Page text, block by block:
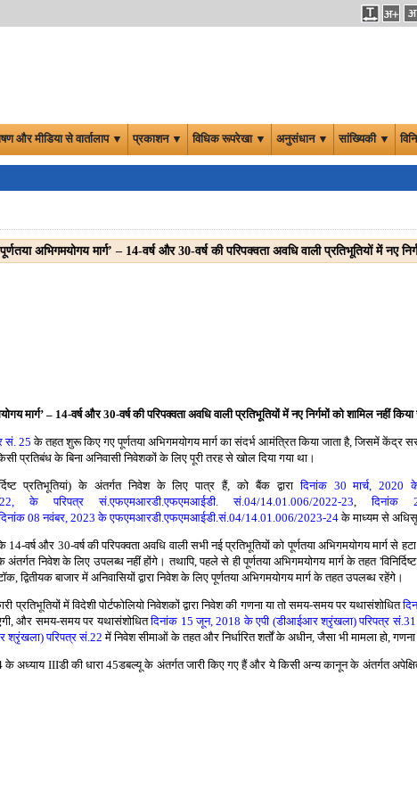
और मीडिया से वार्तालाप ▼ प्रकाशन ▼ विधिक रूपरेखा ▼ अनुसंधान ▼ सांख्यिकी ▼
अभिगमयोगय मार्ग’ – 14-वर्ष और 30-वर्ष की परिपक्वता अवधि वाली प्रतिभूतियों में नए
मार्ग’ – 14-वर्ष और 30-वर्ष की परिपक्वता अवधि वाली प्रतिभूतियों में नए निर्गमों को शामिल नहीं किया
सं. 25 के तहत शुरू किए गए पूर्णतया अभिगमयोगय मार्ग का संदर्भ आमंत्रित किया जाता है, जिसमें केंद्र
प्रतिबंध के बिना अनिवासी निवेशकों के लिए पूरी तरह से खोल दिया गया था।
प्रतिभूतियां) के अंतर्गत निवेश के लिए पात्र हैं, को बैंक द्वारादिनांक 30 मार्च, 2020
के परिपत्र सं.एफएमआरडी.एफएमआईडी. सं.04/14.01.006/2022-23,दिनांक
08 नवंबर, 2023 के एफएमआरडी.एफएमआईडी.सं.04/14.01.006/2023-24के माध्यम से
वर्ष और 30-वर्ष की परिपक्वता अवधि वाली सभी नई प्रतिभूतियों को पूर्णतया अभिगमयोगय मार्ग से
अंतर्गत निवेश के लिए उपलब्ध नहीं होंगे। तथापि, पहले से ही पूर्णतया अभिगमयोगय मार्ग के तहत
द्वितीयक बाजार में अनिवासियों द्वारा निवेश के लिए पूर्णतया अभिगमयोगय मार्ग के तहत उपलब्ध रहेंगे।
प्रतिभूतियों में विदेशी पोर्टफोलियो निवेशकों द्वारा निवेश की गणना या तो समय-समय पर यथासंशोधित
और समय-समय पर यथासंशोधितदिनांक 15 जून, 2018 के एपी (डीआईआर श्रृंखला) परिपत्र सं.31
श्रृंखला) परिपत्र सं.22 में निवेश सीमाओं के तहत और निर्धारित शर्तों के अधीन, जैसा भी मामला हो, गणना
के अध्याय IIIडी की धारा 45डबल्यू के अंतर्गत जारी किए गए हैं और ये किसी अन्य कानून के अंतर्गत